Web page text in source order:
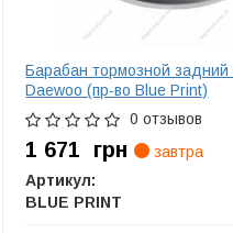
Барабан тормозной задний
Daewoo (пр-во Blue Print)
0 отзывов
1 671 грн
завтра
Артикул:
BLUE PRINT